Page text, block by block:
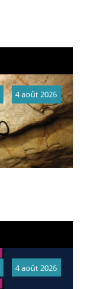
4 août 2026
4 août 2026